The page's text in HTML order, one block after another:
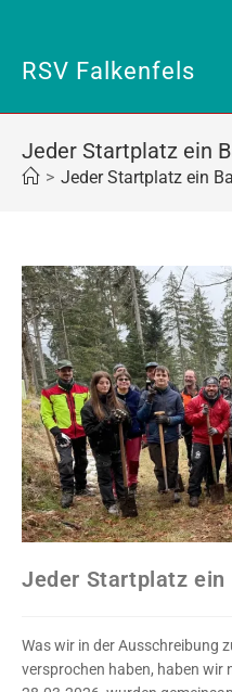
springen
RSV Falkenfels
Jeder Startplatz ein
> Jeder Startplatz ein
Jeder Startplatz ein
Was wir in der Ausschreibung
versprochen haben, haben wir